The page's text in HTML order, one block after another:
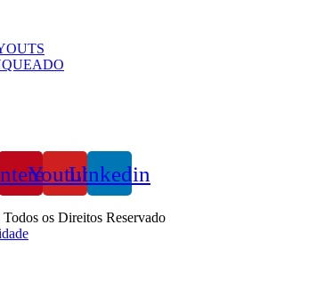
YoutubeLinkedin
os Direitos Reservado